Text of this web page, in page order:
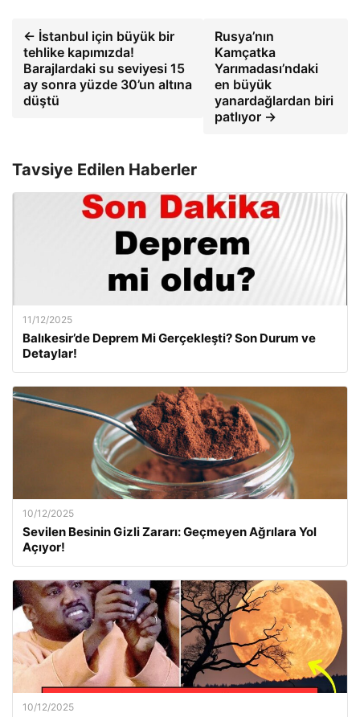
← İstanbul için büyük bir
tehlike kapımızda!
Barajlardaki su seviyesi 15
ay sonra yüzde 30’un altına
düştü
Rusya’nın
Kamçatka
Yarımadası’ndaki
en büyük
yanardağlardan biri
patlıyor →
Tavsiye Edilen Haberler
11/12/2025
Balıkesir’de Deprem Mi Gerçekleşti? Son Durum ve
Detaylar!
10/12/2025
Sevilen Besinin Gizli Zararı: Geçmeyen Ağrılara Yol
Açıyor!
10/12/2025